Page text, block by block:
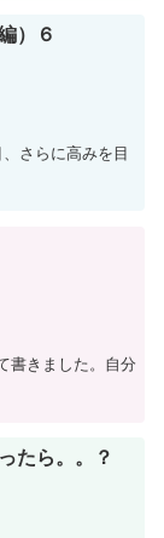
）６
さらに高みを目
書きました。自分
たら。。？